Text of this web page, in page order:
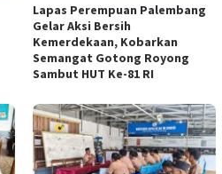
Lapas Perempuan Palembang
Gelar Aksi Bersih
Kemerdekaan, Kobarkan
Semangat Gotong Royong
Sambut HUT Ke-81 RI